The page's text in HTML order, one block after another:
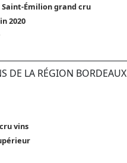
Saint-Émilion grand cru
2020
DE LA RÉGION BORDEAUX
vins